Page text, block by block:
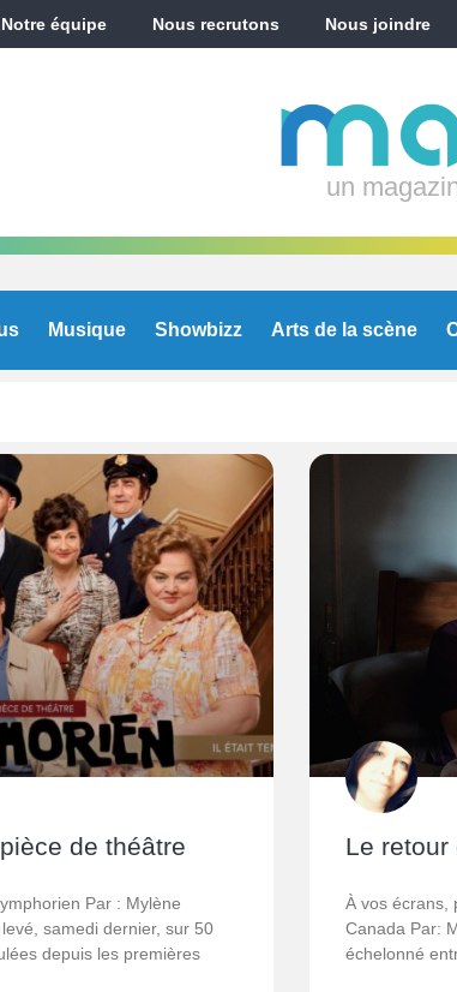
Notre équipe Nous recrutons Nous joindre
un
Musique Showbizz Arts de la scène
de théâtre
Par : Mylène
samedi dernier, sur 50
depuis les premières
Le retour
À vos écrans,
Canada Par:
échelonné